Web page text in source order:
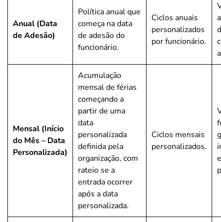
Anual (Data
de Adesão)
Política anual que
começa na data
de adesão do
funcionário.
Ciclos anuais
personalizados
por funcionário.
Mensal (Início
do Mês – Data
Personalizada)
Acumulação
mensal de férias
começando a
partir de uma
data
personalizada
definida pela
organização, com
rateio se a
entrada ocorrer
após a data
personalizada.
Ciclos mensais
personalizados.